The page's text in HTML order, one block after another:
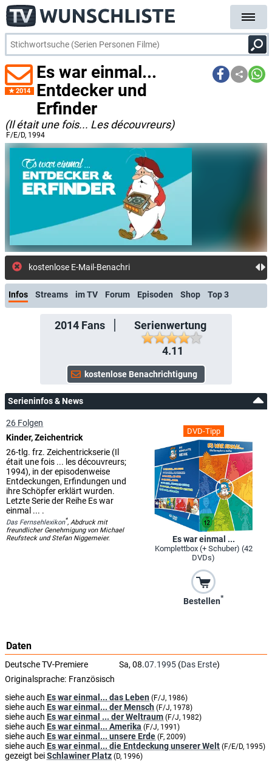
2014
Es war einmal...
Entdecker und
Erfinder
(Il était une fois... Les découvreurs)
F/E/D, 1994
kostenlose E-Mail-Benachrichtigung bei Streaming- oder TV
Infos Streams im TV Forum Episoden Shop Top 3
2014Fans
Serienwertung
4.11
Serieninfos & News
DVD-Tipp
Es war einmal ...
Komplettbox (+ Schuber) (42
DVDs)
Bestellen*
26 Folgen
Kinder, Zeichentrick
26-tlg. frz. Zeichentrickserie (Il
était une fois ... les découvreurs;
1994), in der episodenweise
Entdeckungen, Erfindungen und
ihre Schöpfer erklärt wurden.
Letzte Serie der Reihe Es war
einmal ... .
Das Fernsehlexikon*, Abdruck mit
freundlicher Genehmigung von Michael
Reufsteck und Stefan Niggemeier.
Daten
Deutsche TV-Premiere Sa, 08.07.1995 (Das Erste)
Originalsprache: Französisch
siehe auch Es war einmal... das Leben (F/J, 1986)
siehe auch Es war einmal... der Mensch (F/J, 1978)
siehe auch Es war einmal ... der Weltraum (F/J, 1982)
siehe auch Es war einmal... Amerika (F/J, 1991)
siehe auch Es war einmal... unsere Erde (F, 2009)
siehe auch Es war einmal... die Entdeckung unserer Welt (F/E/D, 1995)
gezeigt beiSchlawiner Platz (D, 1996)